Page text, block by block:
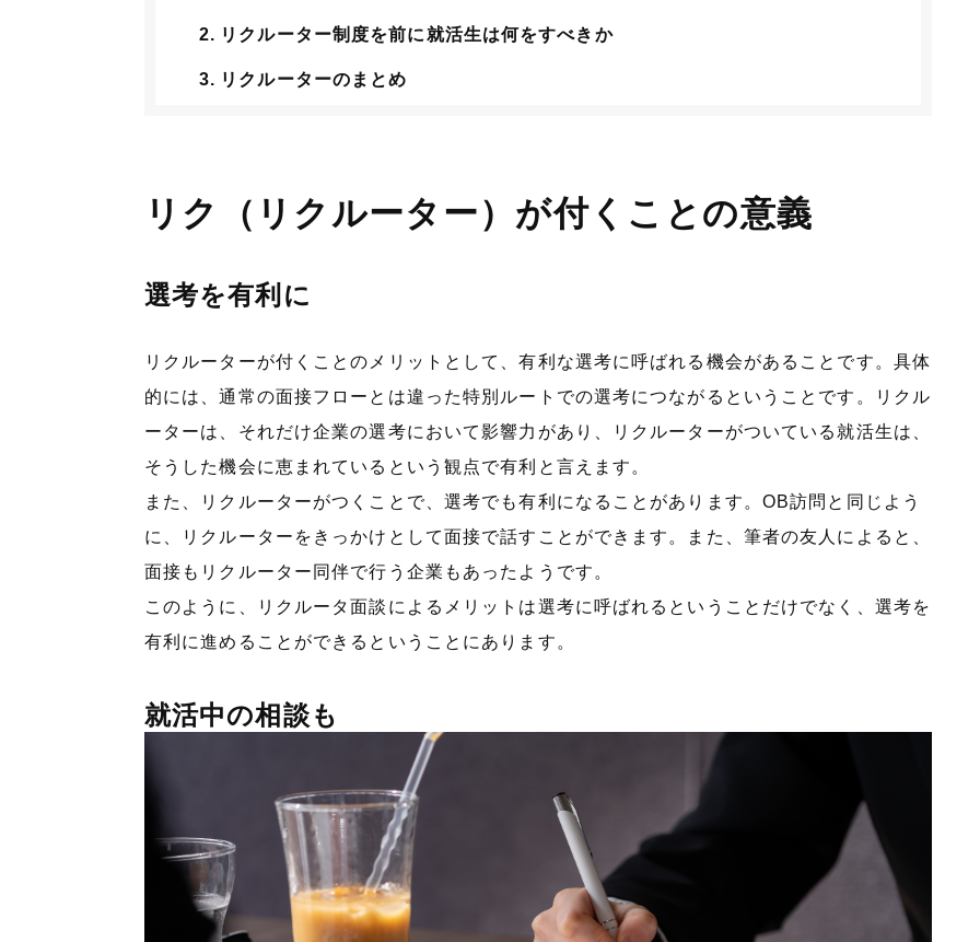
リクルーター制度を前に就活生は何をすべきか
リクルーターのまとめ
リク（リクルーター）が付くことの意義
選考を有利に
リクルーターが付くことのメリットとして、有利な選考に呼ばれる機会があることです。具体
的には、通常の面接フローとは違った特別ルートでの選考につながるということです。リクル
ーターは、それだけ企業の選考において影響力があり、リクルーターがついている就活生は、
そうした機会に恵まれているという観点で有利と言えます。
また、リクルーターがつくことで、選考でも有利になることがあります。OB訪問と同じよう
に、リクルーターをきっかけとして面接で話すことができます。また、筆者の友人によると、
面接もリクルーター同伴で行う企業もあったようです。
このように、リクルータ面談によるメリットは選考に呼ばれるということだけでなく、選考を
有利に進めることができるということにあります。
就活中の相談も